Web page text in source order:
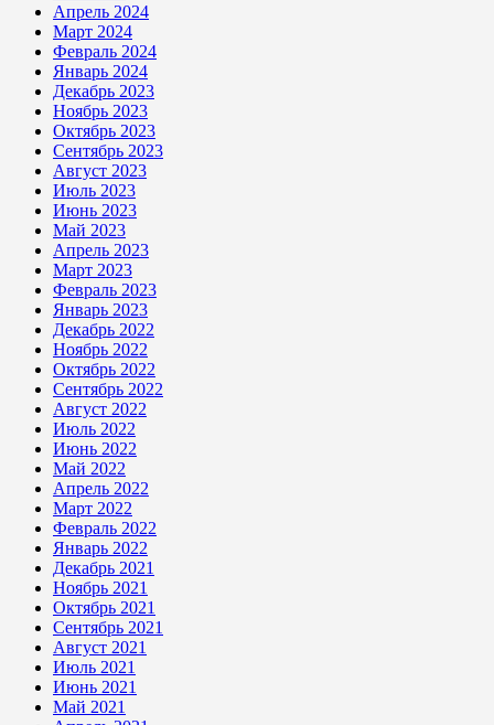
Апрель 2024
Март 2024
Февраль 2024
Январь 2024
Декабрь 2023
Ноябрь 2023
Октябрь 2023
Сентябрь 2023
Август 2023
Июль 2023
Июнь 2023
Май 2023
Апрель 2023
Март 2023
Февраль 2023
Январь 2023
Декабрь 2022
Ноябрь 2022
Октябрь 2022
Сентябрь 2022
Август 2022
Июль 2022
Июнь 2022
Май 2022
Апрель 2022
Март 2022
Февраль 2022
Январь 2022
Декабрь 2021
Ноябрь 2021
Октябрь 2021
Сентябрь 2021
Август 2021
Июль 2021
Июнь 2021
Май 2021